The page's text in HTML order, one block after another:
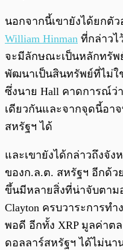
นอกจากนี้เขายังได้ยกตั
William Hinman ที่กล่าวไ
จะมีลักษณะเป็นหลักทรัพ
พัฒนาเป็นสินทรัพย์ที่ไม่ใ
ซึ่งนาย Hall คาดการณ์ว่
เดียวกันและจากจุดนี้อา
สหรัฐฯ ได้
และเขายังได้กล่าวถึงจัง
ของก.ล.ต. สหรัฐฯ อีกด้ว
ขึ้นมีหลายสิ่งที่น่าจับตาม
Clayton ครบวาระการท
พอดี อีกทั้ง XRP มูลค่าต
ดอลลาร์สหรัฐฯ ได้ไม่นา